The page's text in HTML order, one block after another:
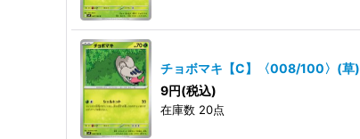
チョボマキ【C】〈008/100〉(草)
9円(税込)
在庫数 20点